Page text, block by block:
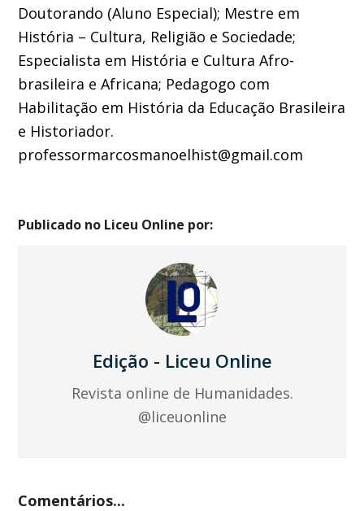
Doutorando (Aluno Especial); Mestre em
História – Cultura, Religião e Sociedade;
Especialista em História e Cultura Afro-
brasileira e Africana; Pedagogo com
Habilitação em História da Educação Brasileira
e Historiador.
professormarcosmanoelhist@gmail.com
Publicado no Liceu Online por:
Edição - Liceu Online
Revista online de Humanidades.
@liceuonline
Comentários...